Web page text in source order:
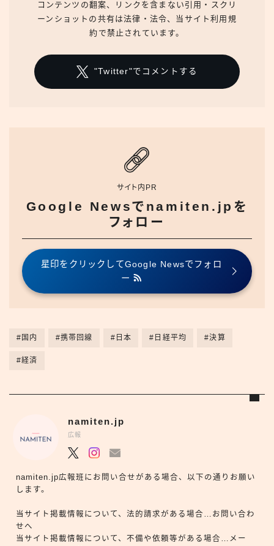
コンテンツの翻案、リンクを含まない引用・スクリ
ーンショットの共有は法律・法令、当サイト利用規
約で禁止されています。
"Twitter"でコメントする
サイト内PR
Google Newsでnamiten.jpを
フォロー
星印をクリックしてGoogle Newsでフォロ
ー
#国内 #携帯回線 #日本 #日経平均 #決算
#経済
namiten.jp
広報
namiten.jp広報班にお問い合せがある場合、以下の通りお願い
します。
当サイト掲載情報について、法的請求がある場合…お問い合わ
せへ
当サイト掲載情報について、不備や依頼等がある場合…メー